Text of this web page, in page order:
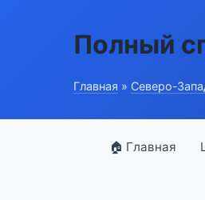
Полный
Главная » Северо-
🏠 Главная